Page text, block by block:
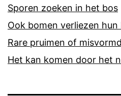
Sporen zoeken in het bos
Ook bomen verliezen hun
Rare pruimen of
Het kan komen door het